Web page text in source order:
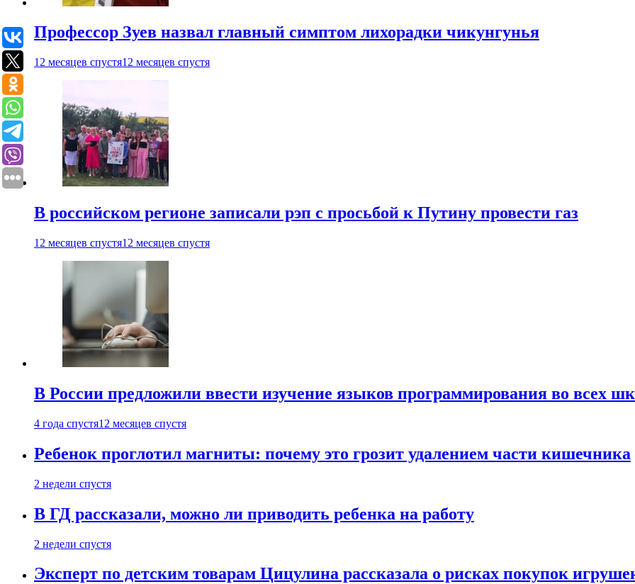
Профессор Зуев назвал главный симптом лихорадки чикунгунья
12 месяцев спустя12 месяцев спустя
В российском регионе записали рэп с просьбой к Путину провести газ
12 месяцев спустя12 месяцев спустя
В России предложили ввести изучение языков программирования во всех
4 года спустя12 месяцев спустя
Ребенок проглотил магниты: почему это грозит удалением части кишечника
2 недели спустя
В ГД рассказали, можно ли приводить ребенка на работу
2 недели спустя
Эксперт по детским товарам Цицулина рассказала о рисках покупок